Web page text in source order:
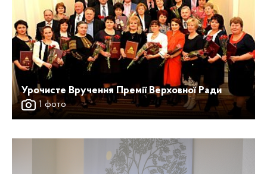
Урочисте Вручення Премії Верховної Ради
1 фото